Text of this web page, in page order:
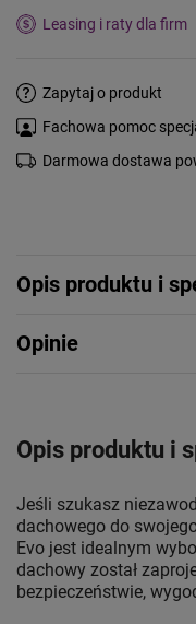
Leasing i raty dla firm
Zapytaj o produkt
Fachowa pomoc
Darmowa dostawa
Opis produktu i
Opinie
Opis produktu i
Jeśli szukasz
dachowego do
Evo jest idealnym
dachowy został
bezpieczeństwie,